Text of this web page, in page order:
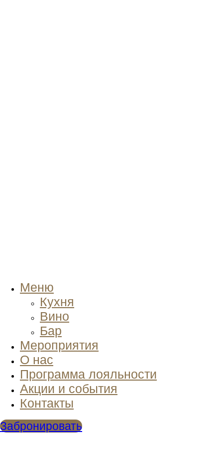
Меню
Кухня
Вино
Бар
Мероприятия
О нас
Программа лояльности
Акции и события
Контакты
Забронировать